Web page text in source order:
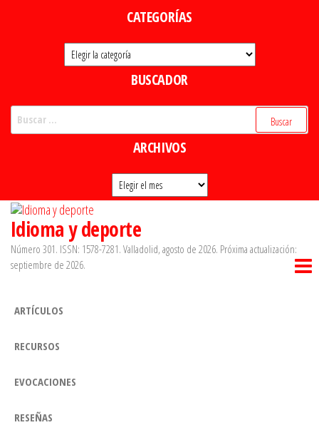
CATEGORÍAS
Categorías
BUSCADOR
ARCHIVOS
Archivos
Idioma y deporte
Número 301. ISSN: 1578-7281. Valladolid, agosto de 2026. Próxima actualización:
septiembre de 2026.
ARTÍCULOS
RECURSOS
EVOCACIONES
RESEÑAS